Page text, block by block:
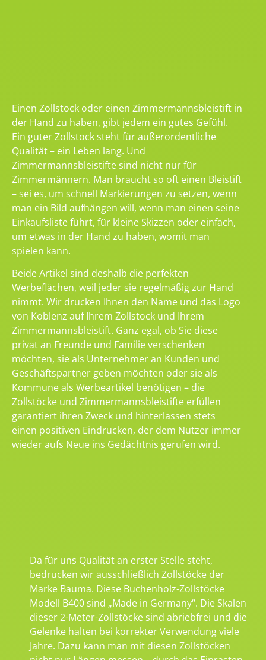
Einen Zollstock oder einen Zimmermannsbleistift in
der Hand zu haben, gibt jedem ein gutes Gefühl.
Ein guter Zollstock steht für außerordentliche
Qualität – ein Leben lang. Und
Zimmermannsbleistifte sind nicht nur für
Zimmermännern. Man braucht so oft einen Bleistift
– sei es, um schnell Markierungen zu setzen, wenn
man ein Bild aufhängen will, wenn man einen seine
Einkaufsliste führt, für kleine Skizzen oder einfach,
um etwas in der Hand zu haben, womit man
spielen kann.
Beide Artikel sind deshalb die perfekten
Werbeflächen, weil jeder sie regelmäßig zur Hand
nimmt. Wir drucken Ihnen den Name und das Logo
von Koblenz auf Ihrem Zollstock und Ihrem
Zimmermannsbleistift. Ganz egal, ob Sie diese
privat an Freunde und Familie verschenken
möchten, sie als Unternehmer an Kunden und
Geschäftspartner geben möchten oder sie als
Kommune als Werbeartikel benötigen – die
Zollstöcke und Zimmermannsbleistifte erfüllen
garantiert ihren Zweck und hinterlassen stets
einen positiven Eindrucken, der dem Nutzer immer
wieder aufs Neue ins Gedächtnis gerufen wird.
Da für uns Qualität an erster Stelle steht,
bedrucken wir ausschließlich Zollstöcke der
Marke Bauma. Diese Buchenholz-Zollstöcke
Modell B400 sind „Made in Germany“. Die Skalen
dieser 2-Meter-Zollstöcke sind abriebfrei und die
Gelenke halten bei korrekter Verwendung viele
Jahre. Dazu kann man mit diesen Zollstöcken